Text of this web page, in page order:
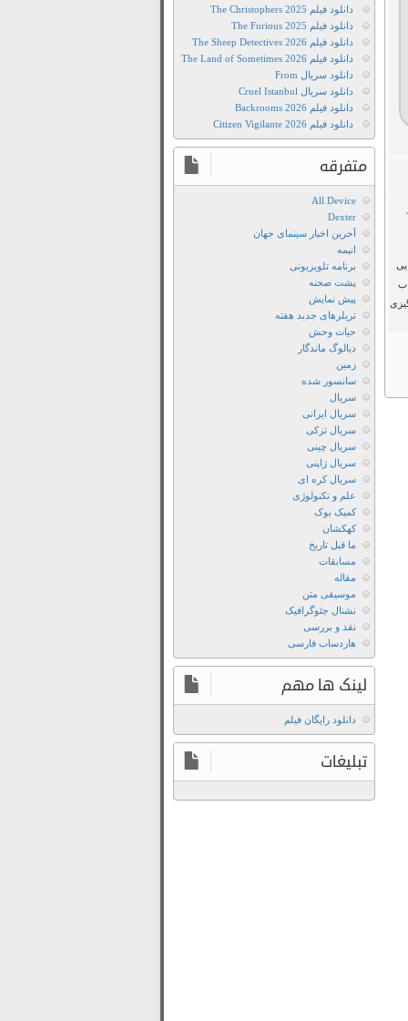
مووی
تریلر
فیلم
The
Prestige
2006
دانلود
The
Prestige
2006
دانلود
دوبله
فارسی
فيلم
The
Prestige
2006
دانلود
دوبله
فارسی
فیلم
The
Prestige
2006
دانلود
رايگان
فيلم
The
Prestige
2006
دانلود
رایگان
فیلم
The
Prestige
2006
دانلود
رایگان
دانلود فیلم The Christophers 2025
دانلود فیلم The Furious 2025
دانلود فیلم The Sheep Detectives 2026
دانلود فیلم The Land of Sometimes 2026
دانلود سریال From
دانلود سریال Cruel Istanbul
دانلود فیلم Backrooms 2026
دانلود فیلم Citizen Vigilante 2026
متفرقه
All Device
Dexter
آخرین اخبار سینمای جهان
انیمه
برنامه تلویزیونی
پشت صحنه
پیش نمایش
تریلرهای جدید هفته
حیات وحش
دیالوگ ماندگار
زمین
سانسور شده
سریال
سریال ایرانی
سریال ترکی
سریال چینی
سریال ژاپنی
سریال کره ای
علم و تکنولوژی
کمیک بوک
کهکشان
ما قبل تاریخ
مسابقات
مقاله
موسیقی متن
نشنال جئوگرافیک
نقد و بررسی
هاردساب فارسی
لینک ها مهم
دانلود رایگان فیلم
تبلیغات